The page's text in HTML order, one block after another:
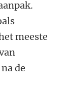
meeste
de